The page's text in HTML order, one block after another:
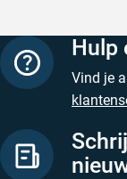
Hulp
Vind je